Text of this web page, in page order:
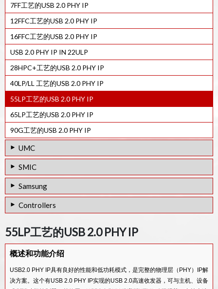
7FF工艺的USB 2.0 PHY IP
12FFC工艺的USB 2.0 PHY IP
16FFC工艺的USB 2.0 PHY IP
USB 2.0 PHY IP IN 22ULP
28HPC+工艺的USB 2.0 PHY IP
40LP/LL 工艺的USB 2.0 PHY IP
55LP工艺的USB 2.0 PHY IP
65LP工艺的USB 2.0 PHY IP
90G工艺的USB 2.0 PHY IP
UMC
28HPC工艺的USB 3.2 GEN2 PHY IP
28HPC工艺的USB 2.0 PHY IP
55SP/EF工艺的USB 2.0 PHY IP
40SP 工艺的USB 3.0 PHY IP
55SP/EF 工艺的USB 3.0/ PCIe 2.0/ SATA 3.0 Combo PHY IP
28HPC 工艺的 USB 3.2 Gen1/Gen2 PHY IP
55SP/EF工艺的USB 3.1 Type-C PHY IP
40LP工艺的USB 2.0 PHY IP
SMIC
USB 3.1 Type-C PHY IP in 12SF++
14SF+工艺的USB 3.0 PHY IP
12SF++工艺的USB 3.0/ PCIe 2.0/ SATA 3.0 Combo PHY IP
28SF工艺的USB 3.0/ PCIe 2.0/ SATA 3.0 Combo PHY IP
14SF+工艺的USB 3.0/ PCIe 3.0/ SATA 3.0 Combo PHY IP
14SF+工艺的USB 3.1 Type-C PHY IP
Samsung
8LPP工艺的USB 3.0/ PCIe 3.0/ SATA 3.0组合PHY IP
Controllers
USB 4.0主机控制器IP
USB 4.0集线器控制器IP
USB 3.2设备控制器IP
USB 3.2 OTG控制器IP
55LP工艺的USB 2.0 PHY IP
概述和功能介绍
USB2.0 PHY IP具有良好的性能和低功耗模式，是完整的物理层（PHY）IP解
决方案。这个有USB 2.0 PHY IP实现的USB 2.0高速收发器，可与主机、设备